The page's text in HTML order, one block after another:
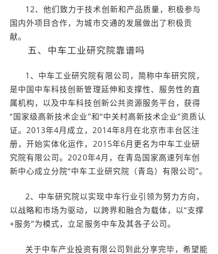
12、他们致力于技术创新和产品质量，积极参与
国内外项目合作，为城市交通的发展做出了积极贡
献。
五、中车工业研究院靠谱吗
1、中车工业研究院有限公司，简称中车研究院，
是中国中车科技创新管理延伸和支撑性、服务性的直
属机构，以及中车科技创新公共资源服务平台，获得
“国家级高新技术企业”和“中关村高新技术企业”资质认
证。2013年4月成立，2014年8月在北京市丰台区注
册，开始实体化运作，2015年6月更名为中车工业研
究院有限公司。2020年4月，在青岛国家高速列车创
新中心成立分院“中车工业研究院（青岛）有限公司”。
2、中车研究院以实现中车行业引领为努力方向，
以战略和市场为驱动，以跨界和融合为载体，以“支撑
+服务”为模式，立足服务中车及其各子公司。
关于中车产业投资有限公司到此分享完毕，希望能